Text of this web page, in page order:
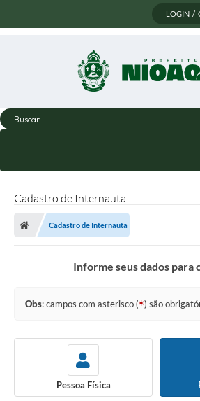
LOGIN /
Buscar...
Cadastro de Internauta
Cadastro de Internauta
Informe seus dados para
Obs: campos com asterisco ( ) são
Pessoa Física